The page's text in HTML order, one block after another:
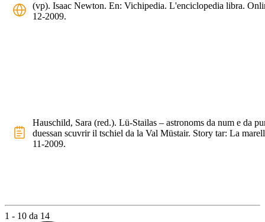
(vp). Isaac Newton. En: Vichipedia. L'enciclopedia libra.
12-2009.
Hauschild, Sara (red.). Lü-Stailas – astronoms da num e da
duessan scuvrir il tschiel da la Val Müstair. Story tar: La
11-2009.
1 - 10 da 14